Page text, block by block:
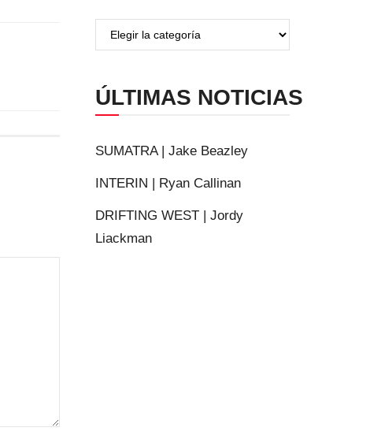
ÚLTIMAS NOTICIAS
SUMATRA | Jake Beazley
INTERIN | Ryan Callinan
DRIFTING WEST | Jordy
Liackman